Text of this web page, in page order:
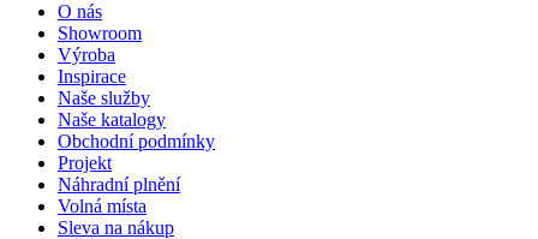
O nás
Showroom
Výroba
Inspirace
Naše služby
Naše katalogy
Obchodní podmínky
Projekt
Náhradní plnění
Volná místa
Sleva na nákup